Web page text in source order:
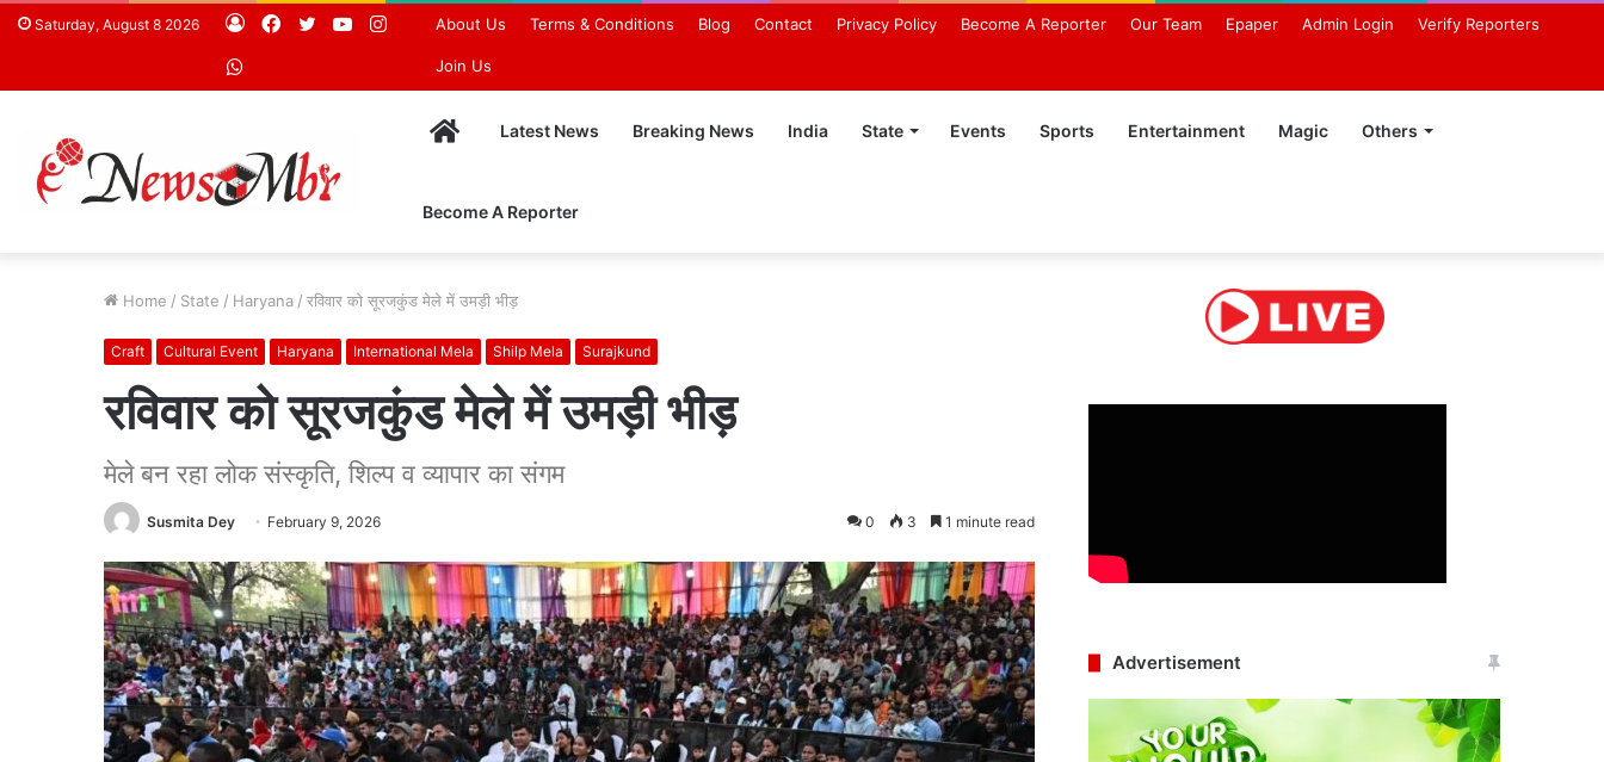
Saturday, August 8 2026
LogFacebook
TwitterYouTubeInstagram
About Us Terms & Conditions Blog Contact Privacy Policy Become A Reporter Our Team Epaper Admin Login Verify Reporters
Join Us
HomeLatest News Breaking News India State Events Sports Entertainment Magic Others
Become A Reporter
Home / State / Haryana / रविवार को सूरजकुंड मेले में उमड़ी भीड़
Craft Cultural Event Haryana International Mela Shilp Mela Surajkund
रविवार को सूरजकुंड मेले में उमड़ी भीड़
मेले बन रहा लोक संस्कृति, शिल्प व व्यापार का संगम
Susmita Dey February 9, 2026 0 3 1 minute read
Advertisement